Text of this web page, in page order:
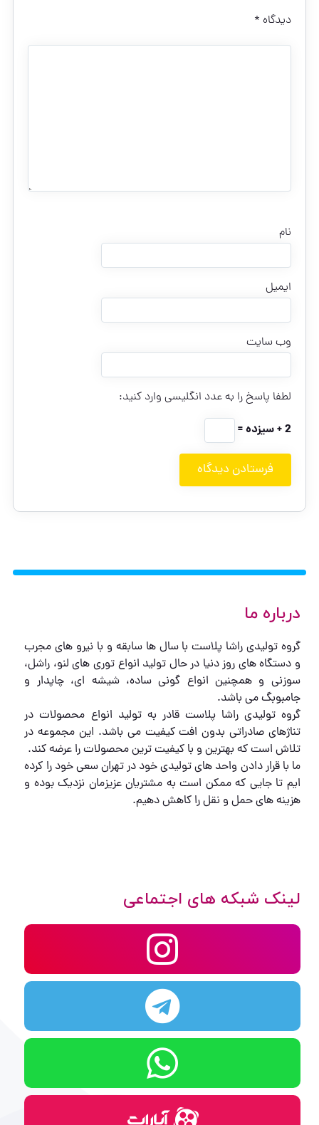
دیدگاه *
نام
ایمیل
وب‌ سایت
لطفا پاسخ را به عدد انگلیسی وارد کنید:
2 + سیزده =
درباره ما
گروه تولیدی راشا پلاست با سال ها سابقه و با نیرو های مجرب
و دستگاه های روز دنیا در حال تولید انواع توری های لنو، راشل،
سوزنی و همچنین انواع گونی ساده، شیشه ای، چاپدار و
جامبوبگ می باشد.
گروه تولیدی راشا پلاست قادر به تولید انواع محصولات در
تناژهای صادراتی بدون افت کیفیت می باشد. این مجموعه در
تلاش است که بهترین و با کیفیت ترین محصولات را عرضه کند.
ما با قرار دادن واحد های تولیدی خود در تهران سعی خود را کرده
ایم تا جایی که ممکن است به مشتریان عزیزمان نزدیک بوده و
هزینه های حمل و نقل را کاهش دهیم.
لینک شبکه های اجتماعی